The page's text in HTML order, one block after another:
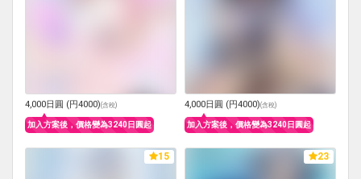
4,000日圓 (円4000)(含稅)
加入方案後，價格變為3240日圓起
4,000日圓 (円4000)(含稅)
加入方案後，價格變為3240日圓起
15 23